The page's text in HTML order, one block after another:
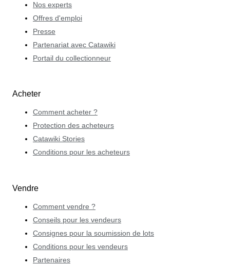
Nos experts
Offres d'emploi
Presse
Partenariat avec Catawiki
Portail du collectionneur
Acheter
Comment acheter ?
Protection des acheteurs
Catawiki Stories
Conditions pour les acheteurs
Vendre
Comment vendre ?
Conseils pour les vendeurs
Consignes pour la soumission de lots
Conditions pour les vendeurs
Partenaires